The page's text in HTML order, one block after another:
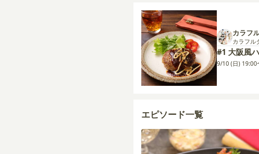
カラフ
カラフル
#1 大阪風
9/10 (日) 19:00
エピソード一覧